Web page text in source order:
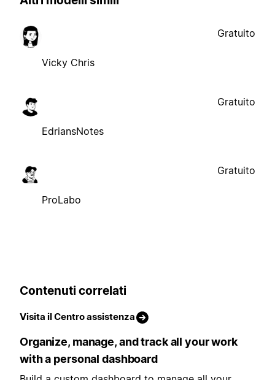
Vicky Chris
Gratuito
EdriansNotes
Gratuito
ProLabo
Gratuito
Contenuti correlati
Visita il Centro assistenza
Organize, manage, and track all your work
with a personal dashboard